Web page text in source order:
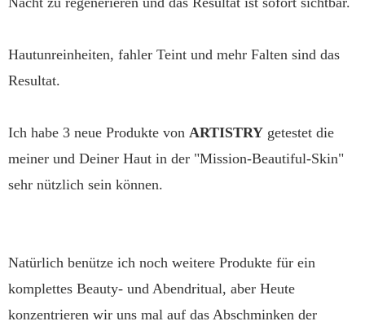
Hautunreinheiten, fahler Teint und mehr Falten sind das
Resultat.
Ich habe 3 neue Produkte von ARTISTRY getestet die
meiner und Deiner Haut in der "Mission-Beautiful-Skin"
sehr nützlich sein können.
Natürlich benütze ich noch weitere Produkte für ein
komplettes Beauty- und Abendritual, aber Heute
konzentrieren wir uns mal auf das Abschminken der